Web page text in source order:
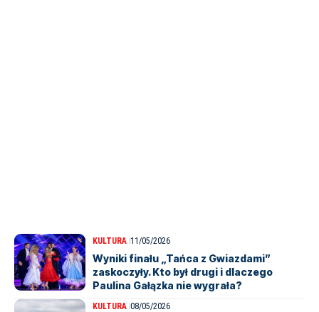
KULTURA 11/05/2026
Wyniki finału „Tańca z Gwiazdami”
zaskoczyły. Kto był drugi i dlaczego
Paulina Gałązka nie wygrała?
KULTURA 08/05/2026